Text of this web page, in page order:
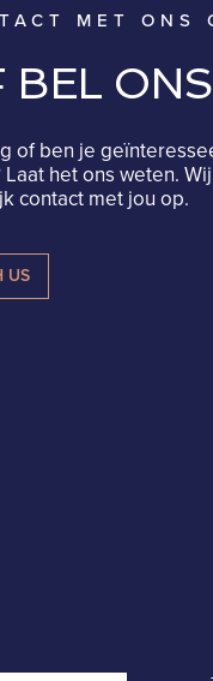
MET ONS
BEL ONS
of ben je
het ons weten.
contact met jou op.
US